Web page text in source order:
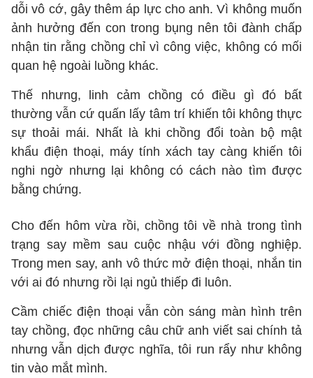
dỗi vô cớ, gây thêm áp lực cho anh. Vì không muốn
ảnh hưởng đến con trong bụng nên tôi đành chấp
nhận tin rằng chồng chỉ vì công việc, không có mối
quan hệ ngoài luồng khác.
Thế nhưng, linh cảm chồng có điều gì đó bất
thường vẫn cứ quấn lấy tâm trí khiến tôi không thực
sự thoải mái. Nhất là khi chồng đổi toàn bộ mật
khẩu điện thoại, máy tính xách tay càng khiến tôi
nghi ngờ nhưng lại không có cách nào tìm được
bằng chứng.
Cho đến hôm vừa rồi, chồng tôi về nhà trong tình
trạng say mềm sau cuộc nhậu với đồng nghiệp.
Trong men say, anh vô thức mở điện thoại, nhắn tin
với ai đó nhưng rồi lại ngủ thiếp đi luôn.
Cầm chiếc điện thoại vẫn còn sáng màn hình trên
tay chồng, đọc những câu chữ anh viết sai chính tả
nhưng vẫn dịch được nghĩa, tôi run rẩy như không
tin vào mắt mình.